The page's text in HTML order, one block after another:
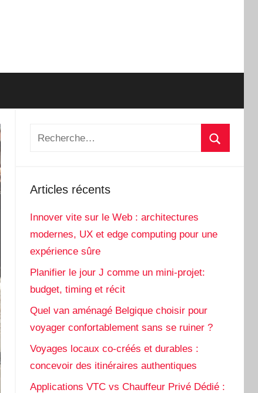
Recherche
Articles récents
Innover vite sur le Web : architectures
modernes, UX et edge computing pour une
expérience sûre
Planifier le jour J comme un mini-projet:
budget, timing et récit
Quel van aménagé Belgique choisir pour
voyager confortablement sans se ruiner ?
Voyages locaux co-créés et durables :
concevoir des itinéraires authentiques
Applications VTC vs Chauffeur Privé Dédié :